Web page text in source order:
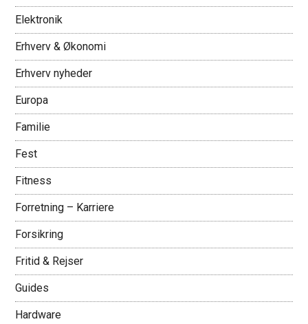
Elektronik
Erhverv & Økonomi
Erhverv nyheder
Europa
Familie
Fest
Fitness
Forretning – Karriere
Forsikring
Fritid & Rejser
Guides
Hardware